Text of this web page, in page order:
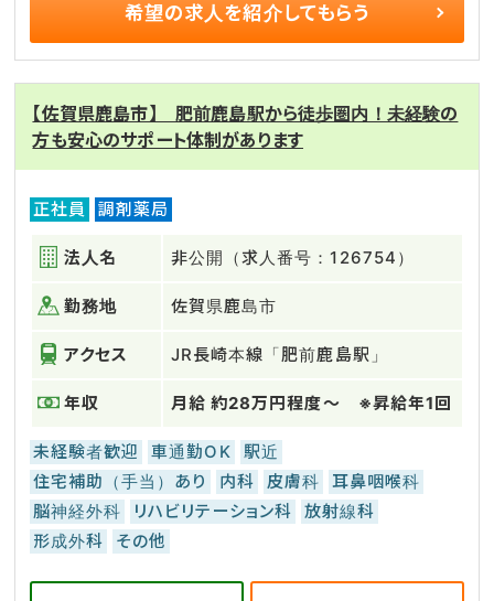
希望の求人を紹介してもらう
【佐賀県鹿島市】 肥前鹿島駅から徒歩圏内！未経験の
方も安心のサポート体制があります
正社員 調剤薬局
法人名 非公開（求人番号：126754）
勤務地 佐賀県鹿島市
アクセス JR長崎本線「肥前鹿島駅」
年収 月給 約28万円程度～ ※昇給年1回
未経験者歓迎 車通勤OK
駅近
住宅補助（手当）あり
内科 皮膚科
耳鼻咽喉科
脳神経外科
リハビリテーション科
放射線科
形成外科
その他